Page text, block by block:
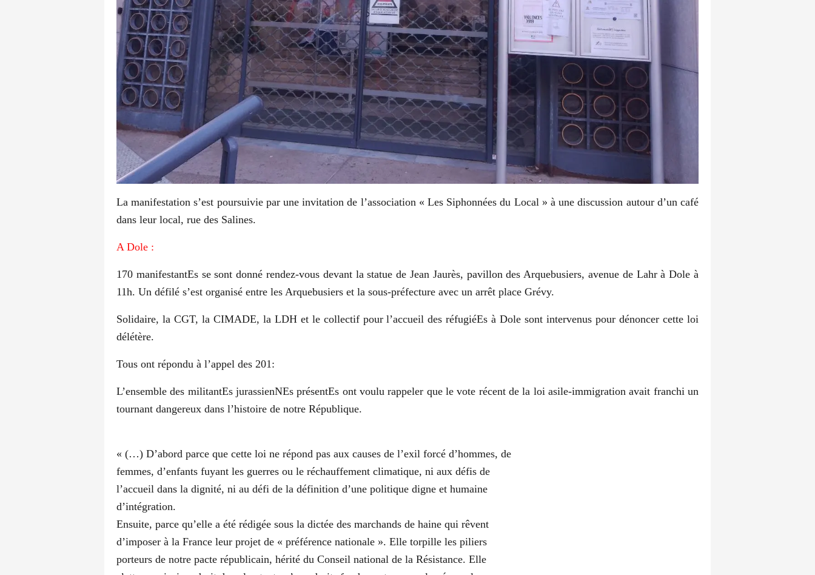
La manifestation s’est poursuivie par une invitation de l’association « Les Siphonnées du Local » à une discussion autour d’un café
dans leur local, rue des Salines.
A Dole:
170 manifestantEs se sont donné rendez-vous devant la statue de Jean Jaurès, pavillon des Arquebusiers, avenue de Lahr à Dole à
11h. Un défilé s’est organisé entre les Arquebusiers et la sous-préfecture avec un arrêt place Grévy.
Solidaire, la CGT, la CIMADE, la LDH et le collectif pour l’accueil des réfugiéEs à Dole sont intervenus pour dénoncer cette loi
délétère.
Tous ont répondu à l’appel des 201:
L’ensemble des militantEs jurassienNEs présentEs ont voulu rappeler que le vote récent de la loi asile-immigration avait franchi un
tournant dangereux dans l’histoire de notre République.
« (…) D’abord parce que cette loi ne répond pas aux causes de l’exil forcé d’hommes, de
femmes, d’enfants fuyant les guerres ou le réchauffement climatique, ni aux défis de
l’accueil dans la dignité, ni au défi de la définition d’une politique digne et humaine
d’intégration.
Ensuite, parce qu’elle a été rédigée sous la dictée des marchands de haine qui rêvent
d’imposer à la France leur projet de « préférence nationale ». Elle torpille les piliers
porteurs de notre pacte républicain, hérité du Conseil national de la Résistance. Elle